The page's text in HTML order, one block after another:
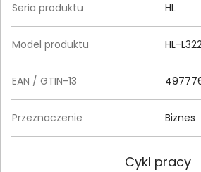
Seria produktu HL
Model produktu HL-
EAN / GTIN-13
Przeznaczenie Biznes
Cykl pracy